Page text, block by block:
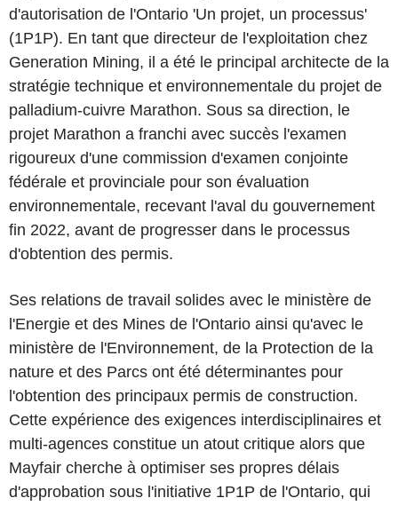
d'autorisation de l'Ontario 'Un projet, un processus'
(1P1P). En tant que directeur de l'exploitation chez
Generation Mining, il a été le principal architecte de la
stratégie technique et environnementale du projet de
palladium-cuivre Marathon. Sous sa direction, le
projet Marathon a franchi avec succès l'examen
rigoureux d'une commission d'examen conjointe
fédérale et provinciale pour son évaluation
environnementale, recevant l'aval du gouvernement
fin 2022, avant de progresser dans le processus
d'obtention des permis.
Ses relations de travail solides avec le ministère de
l'Energie et des Mines de l'Ontario ainsi qu'avec le
ministère de l'Environnement, de la Protection de la
nature et des Parcs ont été déterminantes pour
l'obtention des principaux permis de construction.
Cette expérience des exigences interdisciplinaires et
multi-agences constitue un atout critique alors que
Mayfair cherche à optimiser ses propres délais
d'approbation sous l'initiative 1P1P de l'Ontario, qui